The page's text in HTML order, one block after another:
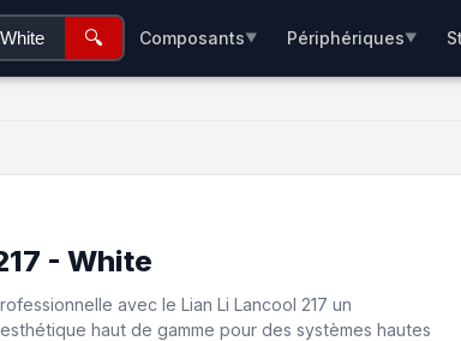
🔍 Composants▼ Périphériques▼
- White
avec le Lian Li Lancool 217 un
haut de gamme pour des systèmes hautes